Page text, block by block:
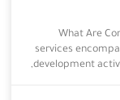
?What Are
services
development